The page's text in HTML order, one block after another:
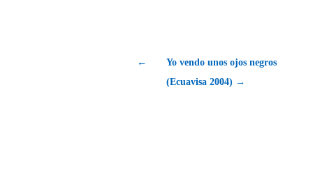
←
Yo vendo unos ojos negros
(Ecuavisa 2004) →